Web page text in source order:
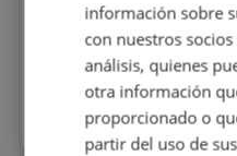
Más
información sobre
con nuestros
análisis, quienes
otra información
proporcionado o
partir del uso de